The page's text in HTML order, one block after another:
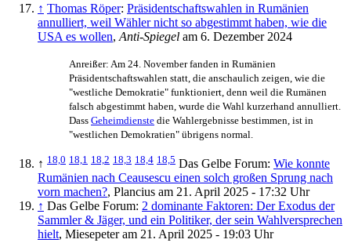
↑ Thomas Röper: Präsidentschaftswahlen in Rumänien
annulliert, weil Wähler nicht so abgestimmt haben, wie die
USA es wollen, Anti-Spiegel am 6. Dezember 2024
Anreißer: Am 24. November fanden in Rumänien
Präsidentschaftswahlen statt, die anschaulich zeigen, wie die
"westliche Demokratie" funktioniert, denn weil die Rumänen
falsch abgestimmt haben, wurde die Wahl kurzerhand annulliert.
Dass Geheimdienste die Wahlergebnisse bestimmen, ist in
"westlichen Demokratien" übrigens normal.
↑ 18,0 18,1 18,2 18,3 18,4 18,5 Das Gelbe Forum: Wie konnte
Rumänien nach Ceausescu einen solch großen Sprung nach
vorn machen?, Plancius am 21. April 2025 - 17:32 Uhr
↑ Das Gelbe Forum: 2 dominante Faktoren: Der Exodus der
Sammler & Jäger, und ein Politiker, der sein Wahlversprechen
hielt, Miesepeter am 21. April 2025 - 19:03 Uhr